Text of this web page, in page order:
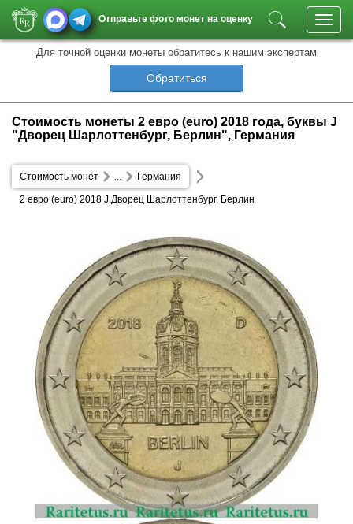
Отправьте фото монет на оценку
Для точной оценки монеты обратитесь к нашим экспертам
Обратиться
Стоимость монеты 2 евро (euro) 2018 года, буквы J
"Дворец Шарлоттенбург, Берлин", Германия
Стоимость монет Германия
...
2 евро (euro) 2018 J Дворец Шарлоттенбург, Берлин